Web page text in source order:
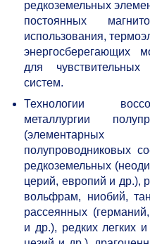
редкоземельных
постоянных
использования,
энергосберегающих
для
систем.
Технологии
металлургии
полупроводниковых
редкоземельных
церий, европий и др.),
вольфрам, ниобий,
рассеянных
и др.), редких легких